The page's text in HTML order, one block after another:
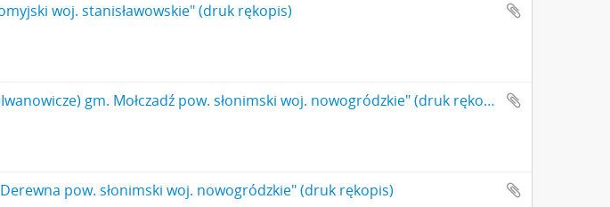
woj. stanisławowskie" (druk rękopis)
Karta stanowiska "Iwankowicze (=Iwanowicze) gm. Mołczadź pow. słonimski woj. nowogródzkie" (druk rękopis)
pow. słonimski woj. nowogródzkie" (druk rękopis)